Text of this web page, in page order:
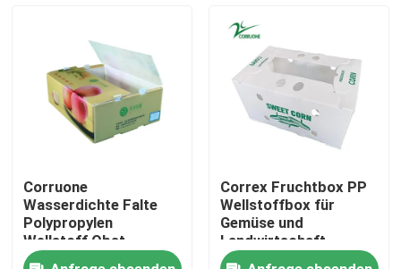
Bitte um ein Angebot
Gewölbte Gemüsekästen
Frucht-gewölbte Kästen
Gewölbter Plastikbaum-Schutz
Corruone
Wasserdichte Falte
Polypropylen
Wellstoff Obst
Gemüse
Correx Fruchtbox PP
Wellstoffbox für
Gemüse und
Landwirtschaft
Verpackungskiste